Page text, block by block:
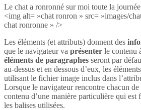
Le chat a ronronné sur moi toute la
<img alt= »chat ronron » src= »images/
chat ronronne » />
Les éléments (et attributs) donnent des
que le navigateur va présenter le contenu
éléments de paragraphes seront par
au-dessus et en dessous d’eux, les
utilisant le fichier image inclus dans
Lorsque le navigateur rencontre chacun
contenu d’une manière particulière qui est
les balises utilisées.